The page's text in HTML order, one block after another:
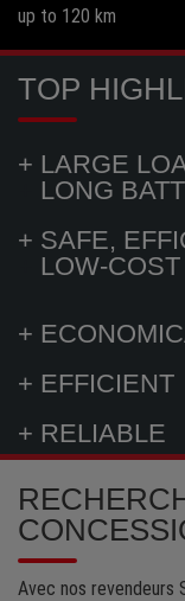
up to 120 km
TOP
+ LARGE
LONG
+ SAFE,
LOW-COST
+
+ EFFICIENT
+ RELIABLE
Avec nos revendeurs